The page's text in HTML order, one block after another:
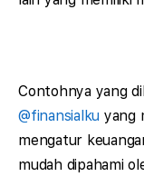
Contohnya yang
@finansialku yang
mengatur
mudah dipahami